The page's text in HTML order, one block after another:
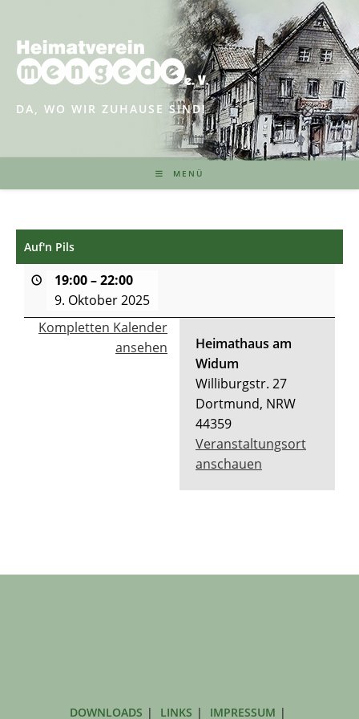
springen
DA, WO WIR ZUHAUSE SIND!
MENÜ
Auf'n Pils
19:00–22:00
9. Oktober 2025
Heimathaus am
Widum
Williburgstr. 27
Dortmund, NRW
44359
Veranstaltungsort
anschauen
Kompletten Kalender
ansehen
DOWNLOADS LINKS IMPRESSUM